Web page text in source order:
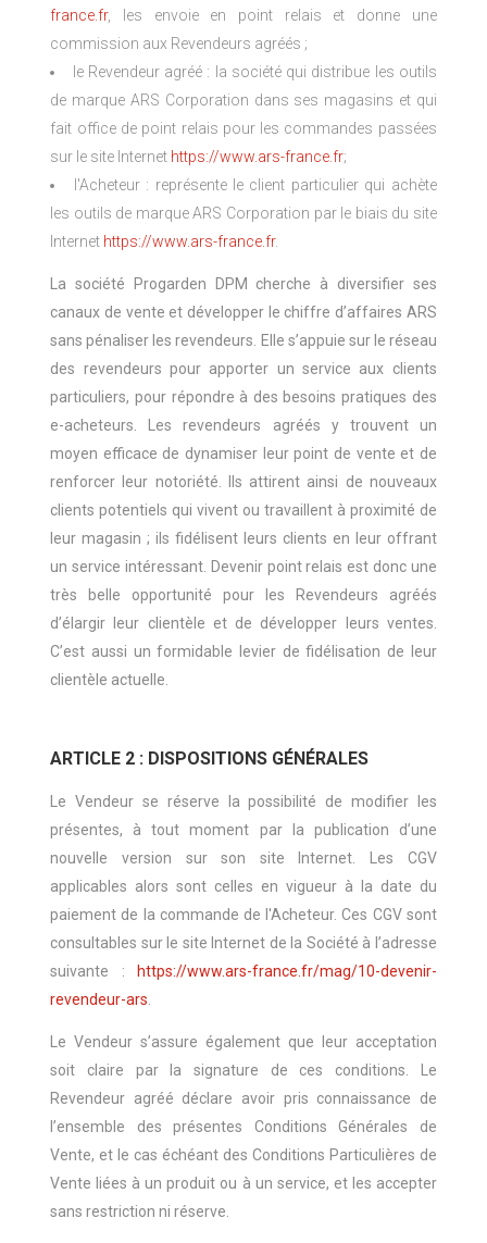
france.fr, les envoie en point relais et donne une
commission aux Revendeurs agréés ;
le Revendeur agréé : la société qui distribue les outils
de marque ARS Corporation dans ses magasins et qui
fait office de point relais pour les commandes passées
sur le site Internet https://www.ars-france.fr;
l'Acheteur : représente le client particulier qui achète
les outils de marque ARS Corporation par le biais du site
Internet https://www.ars-france.fr.
La société Progarden DPM cherche à diversifier ses
canaux de vente et développer le chiffre d’affaires ARS
sans pénaliser les revendeurs. Elle s’appuie sur le réseau
des revendeurs pour apporter un service aux clients
particuliers, pour répondre à des besoins pratiques des
e-acheteurs. Les revendeurs agréés y trouvent un
moyen efficace de dynamiser leur point de vente et de
renforcer leur notoriété. Ils attirent ainsi de nouveaux
clients potentiels qui vivent ou travaillent à proximité de
leur magasin ; ils fidélisent leurs clients en leur offrant
un service intéressant. Devenir point relais est donc une
très belle opportunité pour les Revendeurs agréés
d’élargir leur clientèle et de développer leurs ventes.
C’est aussi un formidable levier de fidélisation de leur
clientèle actuelle.
ARTICLE 2 : DISPOSITIONS GÉNÉRALES
Le Vendeur se réserve la possibilité de modifier les
présentes, à tout moment par la publication d’une
nouvelle version sur son site Internet. Les CGV
applicables alors sont celles en vigueur à la date du
paiement de la commande de l'Acheteur. Ces CGV sont
consultables sur le site Internet de la Société à l’adresse
suivante : https://www.ars-france.fr/mag/10-devenir-
revendeur-ars
Le Vendeur s’assure également que leur acceptation
soit claire par la signature de ces conditions. Le
Revendeur agréé déclare avoir pris connaissance de
l’ensemble des présentes Conditions Générales de
Vente, et le cas échéant des Conditions Particulières de
Vente liées à un produit ou à un service, et les accepter
sans restriction ni réserve.